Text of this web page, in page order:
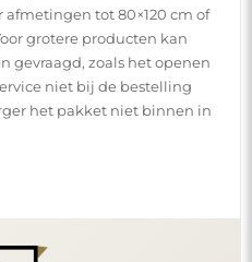
van onze spiegel
hebben wij voor u
opgesteld. Daarin vindt u
montage van de